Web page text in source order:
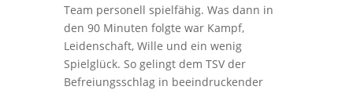
Team personell spielfähig. Was dann in
den 90 Minuten folgte war Kampf,
Leidenschaft, Wille und ein wenig
Spielglück. So gelingt dem TSV der
Befreiungsschlag in beeindruckender